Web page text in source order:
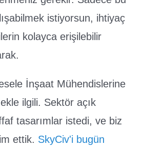
istiyorsun, ihtiyaç
kolayca erişilebilir
İnşaat Mühendislerine
ilgili. Sektör açık
tasarımlar istedi, ve biz
ettik. SkyCiv'i bugün